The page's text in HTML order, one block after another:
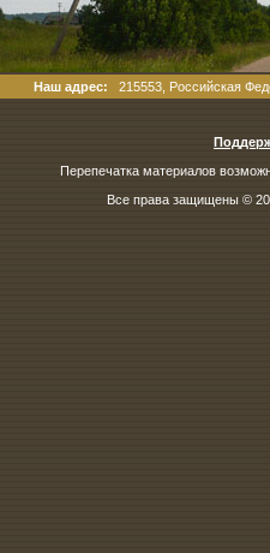
Наш адрес: 215553, Российская
Перепечатка материалов
Все права защищены ©